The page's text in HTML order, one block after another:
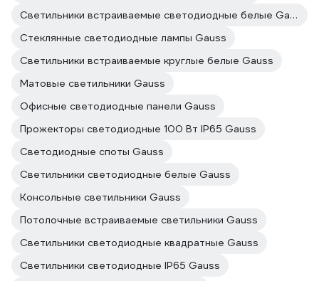
Светильники встраиваемые светодиодные белые Gauss
Стеклянные светодиодные лампы Gauss
Светильники встраиваемые круглые белые Gauss
Матовые светильники Gauss
Офисные светодиодные панели Gauss
Прожекторы светодиодные 100 Вт IP65 Gauss
Светодиодные споты Gauss
Светильники светодиодные белые Gauss
Консольные светильники Gauss
Потолочные встраиваемые светильники Gauss
Светильники светодиодные квадратные Gauss
Светильники светодиодные IP65 Gauss